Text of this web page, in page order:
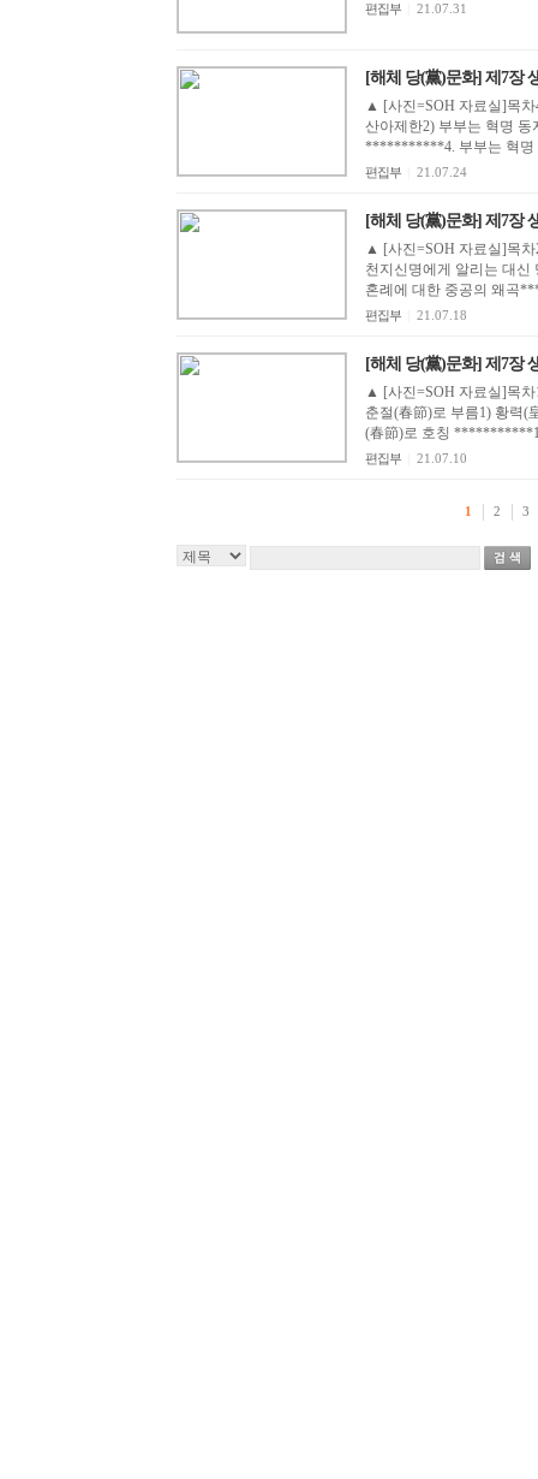
편집부 21.07.31
[해체 당(黨)문화] 제7장
▲ [사진=SOH 자료실]목차
산아제한2) 부부는 혁명
***********4. 부부는 혁명
편집부 21.07.24
[해체 당(黨)문화] 제7장
▲ [사진=SOH 자료실]목차
천지신명에게 알리는 대신
혼례에 대한 중공의 왜곡
편집부 21.07.18
[해체 당(黨)문화] 제7장
▲ [사진=SOH 자료실]목
춘절(春節)로 부름1) 황력(
(春節)로 호칭
편집부 21.07.10
1 2 3